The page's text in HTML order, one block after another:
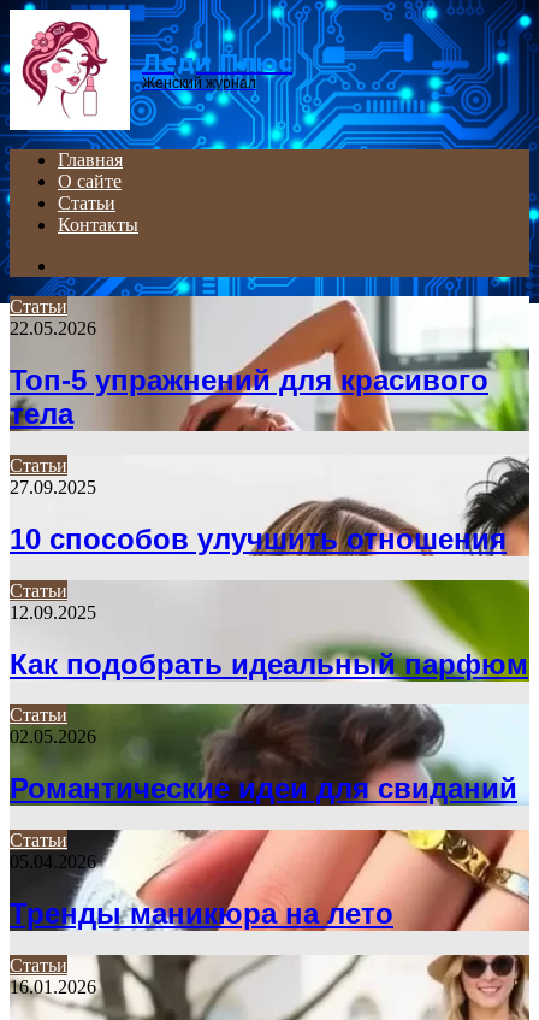
Леди Плюс
Женский журнал
Главная
О сайте
Статьи
Контакты
for
Статьи
22.05.2026
Топ-5 упражнений для красивого
тела
Статьи
27.09.2025
10 способов улучшить отношения
Статьи
12.09.2025
Как подобрать идеальный парфюм
Статьи
02.05.2026
Романтические идеи для свиданий
Статьи
05.04.2026
Тренды маникюра на лето
Статьи
16.01.2026